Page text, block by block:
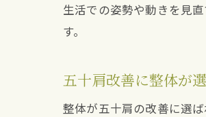
生活での姿勢や動きを見
す。
五十肩改善に整体が
整体が五十肩の改善に選